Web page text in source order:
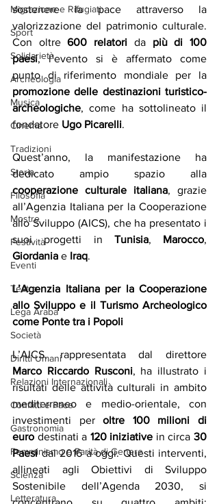
Migrazione e Rifugiati
Sport
Solidarietà
Archeologia
Musica
Cinema
Tradizioni
Storia
Filosofia
Mostre
Festività
Eventi
Teatro
Lega Araba
Società
Diritti Umani
Relazioni Internazionali
Conflitti e Pace
Gastronomia
Femminismo e Parità di Genere
Scienza
Letteratura
sostenere la pace attraverso la
valorizzazione del patrimonio culturale.
Con oltre 600 relatori da più di 100
paesi, l’evento si è affermato come
promozione delle destinazioni turistico-
archeologiche, come ha sottolineato il
fondatore Ugo Picarelli.
Quest’anno, la manifestazione ha
cooperazione culturale italiana, grazie
all’Agenzia Italiana per la Cooperazione
allo Sviluppo (AICS), che ha presentato i
suoi progetti in Tunisia, Marocco
Giordania e Iraq.
L’Agenzia Italiana per la Cooperazione
allo Sviluppo e il Turismo Archeologico
come Ponte tra i Popoli
Marco Riccardo Rusconi, ha illustrato i
risultati delle attività culturali in ambito
mediterraneo e medio-orientale, con
investimenti per oltre 100 milioni di
euro destinati a 120 iniziative in circa 30
Paesi dal 2016 a oggi. Questi interventi,
allineati agli Obiettivi di Sviluppo
Sostenibile dell’Agenda 2030, si